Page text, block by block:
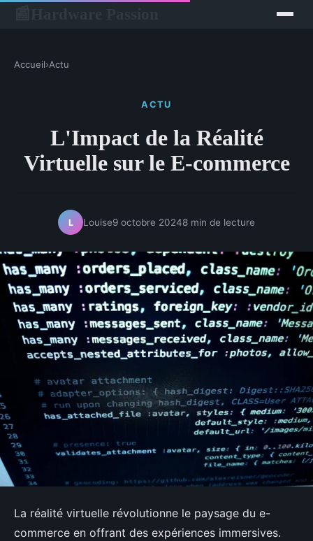
Accueil›Actu
ACTU
L'Impact de la Réalité
Virtuelle sur le E-commerce
L Louise9 octobre 20248 min de lecture
La réalité virtuelle révolutionne le paysage du e-
commerce en offrant des expériences immersives.